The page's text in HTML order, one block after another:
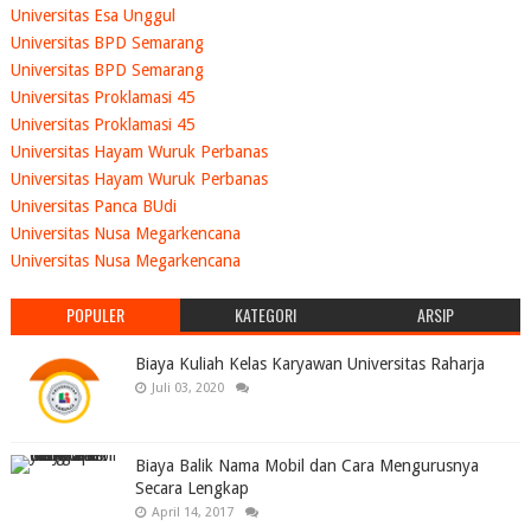
Universitas Esa Unggul
Universitas BPD Semarang
Universitas BPD Semarang
Universitas Proklamasi 45
Universitas Proklamasi 45
Universitas Hayam Wuruk Perbanas
Universitas Hayam Wuruk Perbanas
Universitas Panca BUdi
Universitas Nusa Megarkencana
Universitas Nusa Megarkencana
POPULER KATEGORI ARSIP
Biaya Kuliah Kelas Karyawan Universitas Raharja
Juli 03, 2020
Biaya Balik Nama Mobil dan Cara Mengurusnya
Secara Lengkap
April 14, 2017